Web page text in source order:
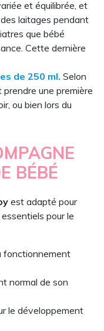
et équilibrée, et
laitages pendant
que bébé
Cette dernière
de 250 ml. Selon
une première
ou bien lors du
BÉBÉ
est adapté pour
pour le
fonctionnement
normal de son
le développement